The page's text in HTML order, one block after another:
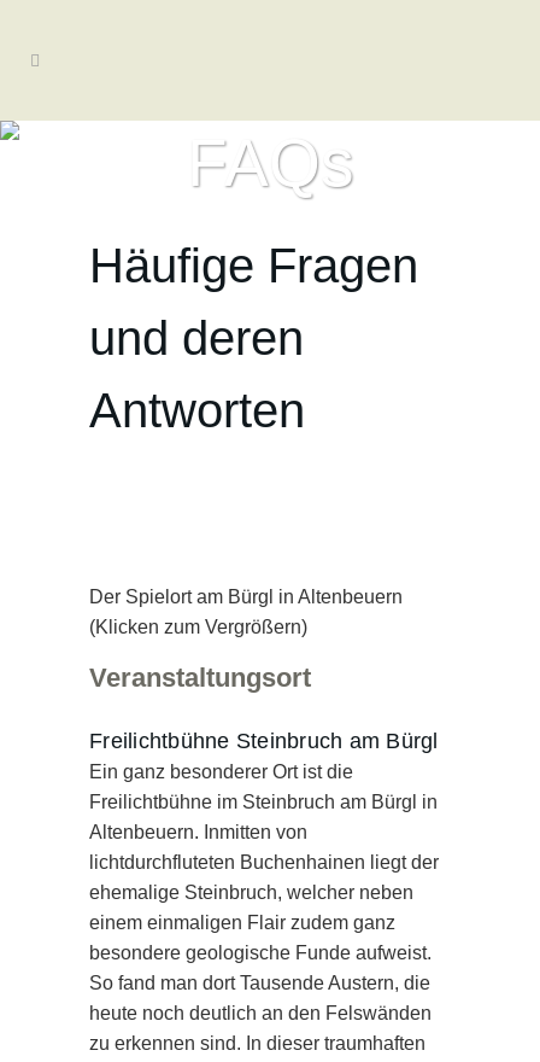
FAQs
Häufige Fragen
und deren
Antworten
Der Spielort am Bürgl in Altenbeuern
(Klicken zum Vergrößern)
Veranstaltungsort
Freilichtbühne Steinbruch am Bürgl
Ein ganz besonderer Ort ist die
Freilichtbühne im Steinbruch am Bürgl in
Altenbeuern. Inmitten von
lichtdurchfluteten Buchenhainen liegt der
ehemalige Steinbruch, welcher neben
einem einmaligen Flair zudem ganz
besondere geologische Funde aufweist.
So fand man dort Tausende Austern, die
heute noch deutlich an den Felswänden
zu erkennen sind. In dieser traumhaften